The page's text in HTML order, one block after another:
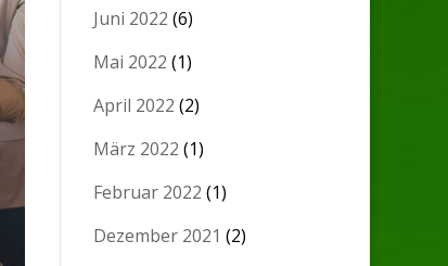
Juni 2022 (6)
Mai 2022 (1)
April 2022 (2)
März 2022 (1)
Februar 2022 (1)
Dezember 2021 (2)